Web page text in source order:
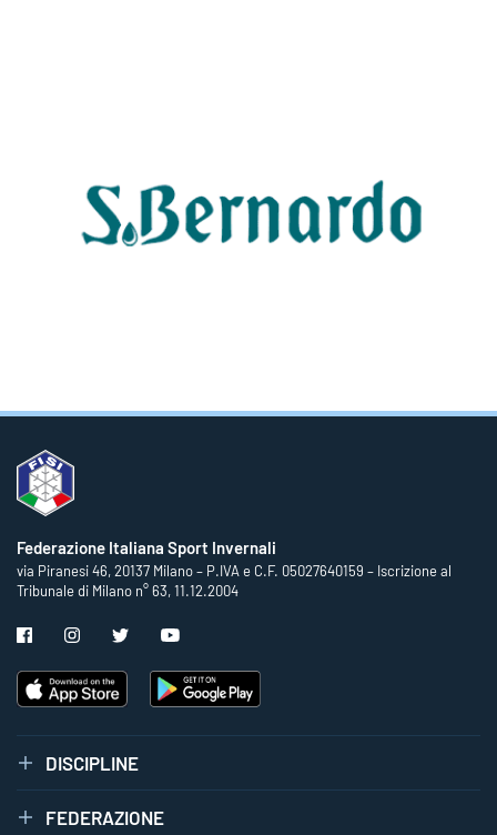
Federazione Italiana Sport Invernali
via Piranesi 46, 20137 Milano – P.IVA e C.F. 05027640159 – Iscrizione al
Tribunale di Milano n° 63, 11.12.2004
DISCIPLINE
FEDERAZIONE